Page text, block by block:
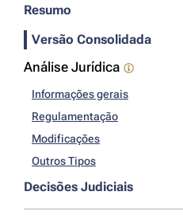
Resumo
Versão Consolidada
Análise Jurídica
Informações gerais
Regulamentação
Modificações
Outros Tipos
Decisões Judiciais